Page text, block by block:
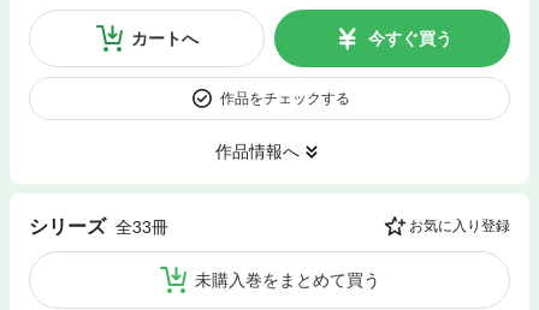
カートへ 今すぐ買う
作品をチェックする
作品情報へ
シリーズ 全33冊 お気に入り登録
未購入巻をまとめて買う